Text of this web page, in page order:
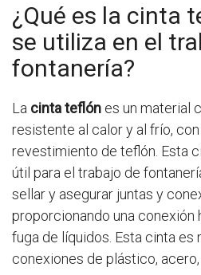
¿Qué es la cinta
se utiliza en el
fontanería?
La cinta teflón es un material
resistente al calor y al frío,
revestimiento de teflón. Esta
útil para el trabajo de
sellar y asegurar juntas y
proporcionando una conexión
fuga de líquidos. Esta cinta es
conexiones de plástico,